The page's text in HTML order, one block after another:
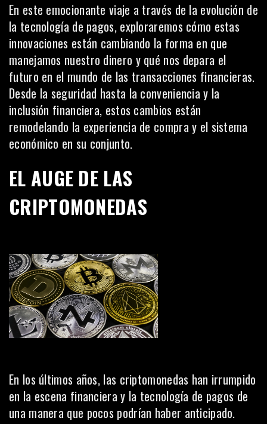
En este emocionante viaje a través de la evolución de
la tecnología de pagos, exploraremos cómo estas
innovaciones están cambiando la forma en que
manejamos nuestro dinero y qué nos depara el
futuro en el mundo de las transacciones financieras.
Desde la seguridad hasta la conveniencia y la
inclusión financiera, estos cambios están
remodelando la experiencia de compra y el sistema
económico en su conjunto.
EL AUGE DE LAS
CRIPTOMONEDAS
En los últimos años, las criptomonedas han irrumpido
en la escena financiera y la tecnología de pagos de
una manera que pocos podrían haber anticipado.